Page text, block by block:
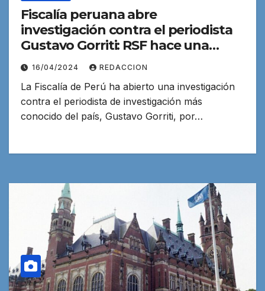
Fiscalía peruana abre
investigación contra el periodista
Gustavo Gorriti: RSF hace una
denuncia
16/04/2024 REDACCION
La Fiscalía de Perú ha abierto una investigación
contra el periodista de investigación más
conocido del país, Gustavo Gorriti, por…